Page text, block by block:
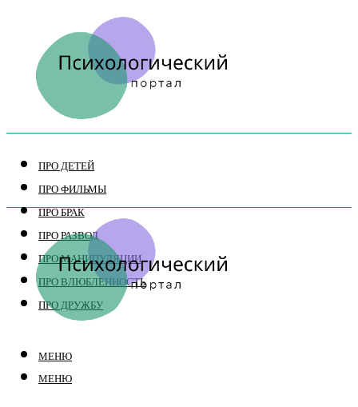
ПРО ДЕТЕЙ
ПРО ФИЛЬМЫ
ПРО БРАК
ПРО РАЗВОД
ПРО МАНИПУЛЯЦИИ
ПРО ВЛЮБЛЕННОСТЬ
ПРО ДРУЖБУ
МЕНЮ
МЕНЮ